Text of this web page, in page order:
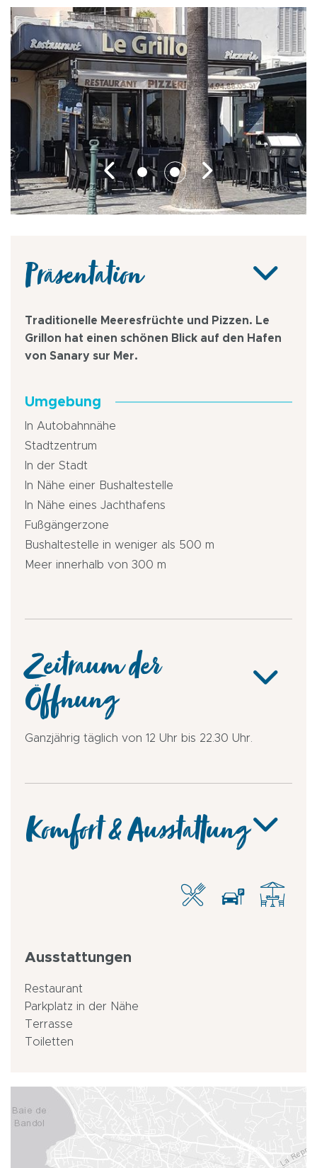
Präsentation
Traditionelle Meeresfrüchte und Pizzen. Le
Grillon hat einen schönen Blick auf den Hafen
von Sanary sur Mer.
Umgebung
In Autobahnnähe
Stadtzentrum
In der Stadt
In Nähe einer Bushaltestelle
In Nähe eines Jachthafens
Fußgängerzone
Bushaltestelle in weniger als 500 m
Meer innerhalb von 300 m
Zeitraum der
Öffnung
Ganzjährig täglich von 12 Uhr bis 22.30 Uhr.
Komfort & Ausstattung
Ausstattungen
Restaurant
Parkplatz in der Nähe
Terrasse
Toiletten